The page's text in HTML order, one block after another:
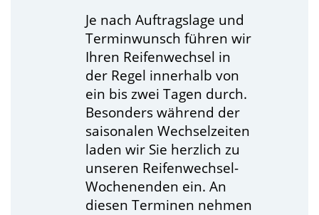
Je nach Auftragslage und
Terminwunsch führen wir
Ihren Reifenwechsel in
der Regel innerhalb von
ein bis zwei Tagen durch.
Besonders während der
saisonalen Wechselzeiten
laden wir Sie herzlich zu
unseren Reifenwechsel-
Wochenenden ein. An
diesen Terminen nehmen